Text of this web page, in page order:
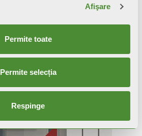
Afişare
Permite toate
Permite selecția
Respinge